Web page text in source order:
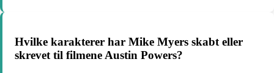
Hvilke karakterer har Mike Myers skabt eller
skrevet til filmene Austin Powers?